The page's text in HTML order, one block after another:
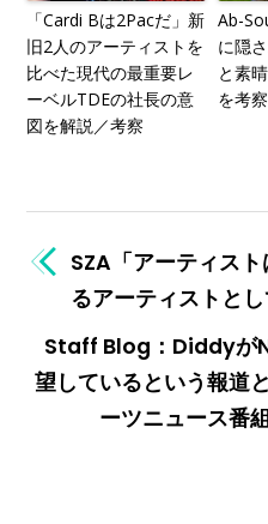
「Cardi Bは2Pacだ」新
旧2人のアーティストを
比べた現代の最重要レ
ーベルTDEの社長の意
図を解説／考察
Ab-
に隠
と素
を考察
SZA「アーティス
るアーティストと
Staff Blog：Diddyが
望しているという報道
ーツニュース番